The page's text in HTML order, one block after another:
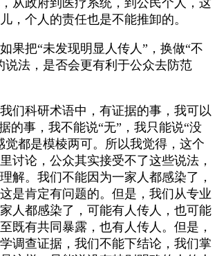
，个人的责任也是不能推卸的。
如果把“未发现明显人传人”，换做“不
说法，是否会更有利于公众去防范
们科研术语中，有证据的事，我可以
的事，我不能说“无”，我只能说“没
觉都是模棱两可。所以我觉得，这个
讨论，公众其实接受不了这些说法，
解。我们不能因为一家人都感染了，
是肯定有问题的。但是，我们从专业
人都感染了，可能有人传人，也可能
既有共同暴露，也有人传人。但是，
调查证据，我们不能下结论，我们掌